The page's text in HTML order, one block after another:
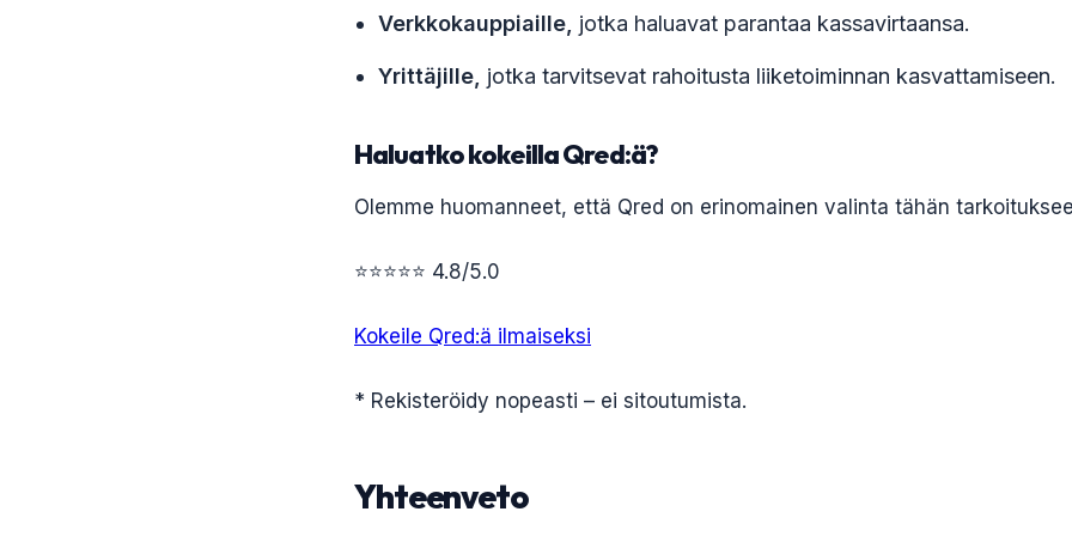
Verkkokauppiaille, jotka haluavat parantaa kassavirtaansa.
Yrittäjille, jotka tarvitsevat rahoitusta liiketoiminnan kasvattamiseen.
Haluatko kokeilla Qred:ä?
Olemme huomanneet, että Qred on erinomainen valinta tähän
⭐⭐⭐⭐⭐ 4.8/5.0
Kokeile Qred:ä ilmaiseksi
* Rekisteröidy nopeasti – ei sitoutumista.
Yhteenveto